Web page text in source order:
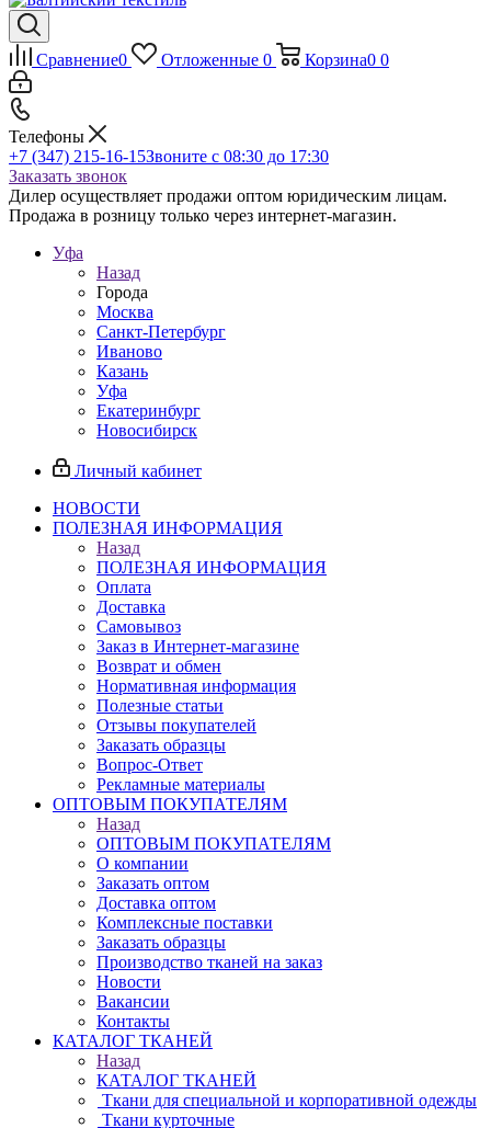
Сравнение0 Отложенные 0 Корзина0 0
Телефоны
+7 (347) 215-16-15Звоните с 08:30 до 17:30
Заказать звонок
Дилер осуществляет продажи оптом юридическим лицам.
Продажа в розницу только через интернет-магазин.
Уфа
Назад
Города
Москва
Санкт-Петербург
Иваново
Казань
Уфа
Екатеринбург
Новосибирск
Личный кабинет
НОВОСТИ
ПОЛЕЗНАЯ ИНФОРМАЦИЯ
Назад
ПОЛЕЗНАЯ ИНФОРМАЦИЯ
Оплата
Доставка
Самовывоз
Заказ в Интернет-магазине
Возврат и обмен
Нормативная информация
Полезные статьи
Отзывы покупателей
Заказать образцы
Вопрос-Ответ
Рекламные материалы
ОПТОВЫМ ПОКУПАТЕЛЯМ
Назад
ОПТОВЫМ ПОКУПАТЕЛЯМ
О компании
Заказать оптом
Доставка оптом
Комплексные поставки
Заказать образцы
Производство тканей на заказ
Новости
Вакансии
Контакты
КАТАЛОГ ТКАНЕЙ
Назад
КАТАЛОГ ТКАНЕЙ
Ткани для специальной и корпоративной одежды
Ткани курточные